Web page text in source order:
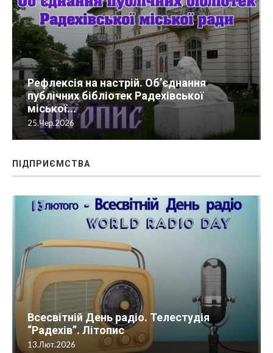
Рефлексія на настрій. Об’єднання
публічних бібліотек Радехівської
міської...
25.Чер.2026
ПІДПРИЄМСТВА
Всесвітній День радіо. Телестудія
“Радехів”. Літопис
13.Лют.2026